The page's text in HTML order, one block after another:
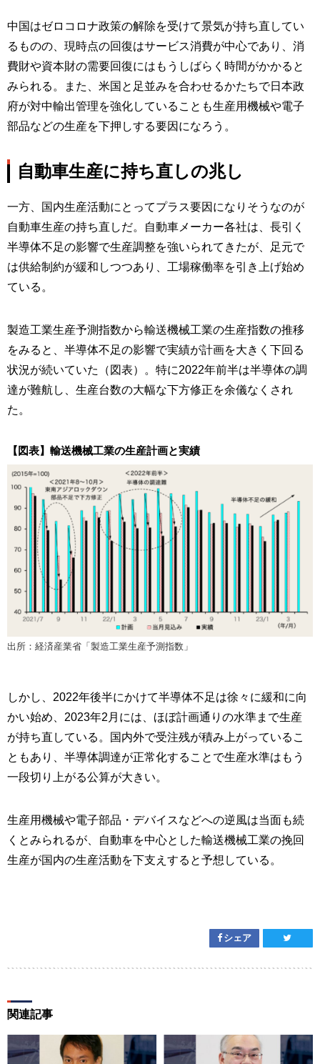
中国はゼロコロナ政策の解除を受けて景気が持ち直してい
るものの、現時点の回復はサービス消費が中心であり、消
費財や資本財の需要回復にはもうしばらく時間がかかると
みられる。また、米国と足並みを合わせるかたちで日本政
府が対中輸出管理を強化していることも生産用機械や電子
部品などの生産を下押しする要因になろう。
自動車生産に持ち直しの兆し
一方、国内生産活動にとってプラス要因になりそうなのが
自動車生産の持ち直しだ。自動車メーカー各社は、長引く
半導体不足の影響で生産調整を強いられてきたが、足元で
は供給制約が緩和しつつあり、工場稼働率を引き上げ始め
ている。
製造工業生産予測指数から輸送機械工業の生産指数の推移
をみると、半導体不足の影響で実績が計画を大きく下回る
状況が続いていた（図表）。特に2022年前半は半導体の調
達が難航し、生産台数の大幅な下方修正を余儀なくされ
た。
【図表】輸送機械工業の生産計画と実績
出所：経済産業省「製造工業生産予測指数」
しかし、2022年後半にかけて半導体不足は徐々に緩和に向
かい始め、2023年2月には、ほぼ計画通りの水準まで生産
が持ち直している。国内外で受注残が積み上がっているこ
ともあり、半導体調達が正常化することで生産水準はもう
一段切り上がる公算が大きい。
生産用機械や電子部品・デバイスなどへの逆風は当面も続
くとみられるが、自動車を中心とした輸送機械工業の挽回
生産が国内の生産活動を下支えすると予想している。
シェア
関連記事